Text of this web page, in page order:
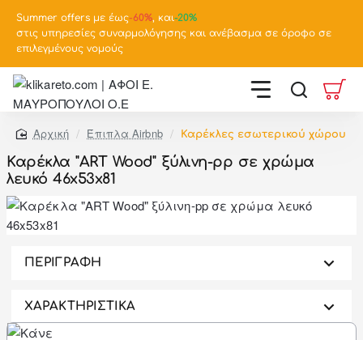
Summer offers με έως-60%, και-20%
στις υπηρεσίες συναρμολόγησης και ανέβασμα σε όροφο σε
επιλεγμένους νομούς
home
Έπιπλα Airbnb Καρέκλες εσωτερικού χώρου
Καρέκλα "ART Wood" ξύλινη-pp σε χρώμα
λευκό 46x53x81
ΠΕΡΙΓΡΑΦΗ
ΧΑΡΑΚΤΗΡΙΣΤΙΚΑ